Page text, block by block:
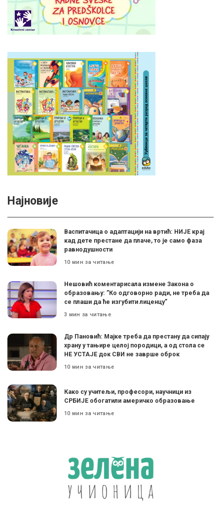
Најновије
Васпитачица о адаптацији на вртић: НИЈЕ крај
кад дете престане да плаче, то је само фаза
равнодушности
10 мин за читање
Нешовић коментарисала измене Закона о
образовању: ”Ко одговорно ради, не треба да
се плаши да ће изгубити лиценцу”
3 мин за читање
Др Пановић: Мајке треба да престану да сипају
храну у тањире целој породици, а од стола се
НЕ УСТАЈЕ док СВИ не заврше оброк
10 мин за читање
Како су учитељи, професори, научници из
СРБИЈЕ обогатили америчко образовање
10 мин за читање